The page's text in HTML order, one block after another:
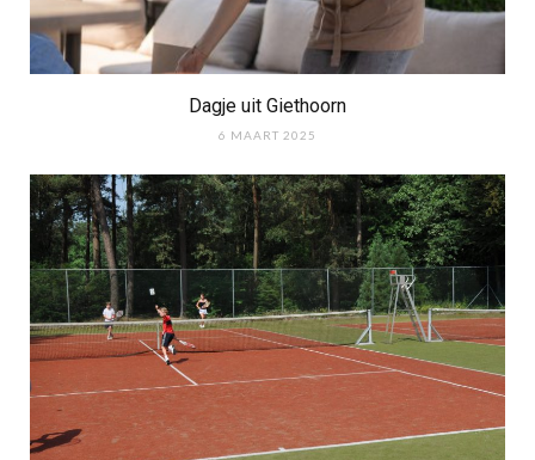
Dagje uit Giethoorn
6 MAART 2025